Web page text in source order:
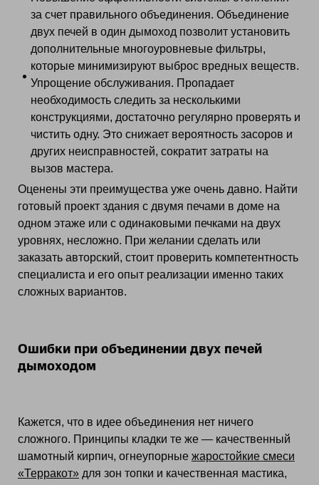
за счет правильного объединения. Объединение
двух печей в один дымоход позволит установить
дополнительные многоуровневые фильтры,
которые минимизируют выброс вредных веществ.
Упрощение обслуживания. Пропадает
необходимость следить за несколькими
конструкциями, достаточно регулярно проверять и
чистить одну. Это снижает вероятность засоров и
других неисправностей, сократит затраты на
вызов мастера.
Оценены эти преимущества уже очень давно. Найти
готовый проект здания с двумя печами в доме на
одном этаже или с одинаковыми печками на двух
уровнях, несложно. При желании сделать или
заказать авторский, стоит проверить компетентность
специалиста и его опыт реализации именно таких
сложных вариантов.
Ошибки при объединении двух печей
дымоходом
Кажется, что в идее объединения нет ничего
сложного. Принципы кладки те же — качественный
шамотный кирпич, огнеупорные жаростойкие смеси
«Терракот» для зон топки и качественная мастика,